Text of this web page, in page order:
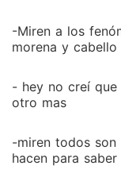
-Miren a los
morena y
- hey no creí
otro mas
-miren todos son
hacen para